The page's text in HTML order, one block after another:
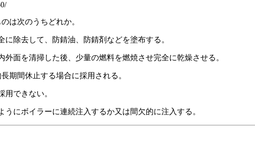
は次のうちどれか。
に除去して、防錆油、防錆剤などを塗布する。
外面を清掃した後、少量の燃料を燃焼させ完全に乾燥させる。
期間休止する場合に採用される。
用できない。
うにボイラーに連続注入するか又は間欠的に注入する。